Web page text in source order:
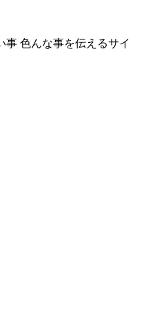
事 色んな事を伝えるサイ